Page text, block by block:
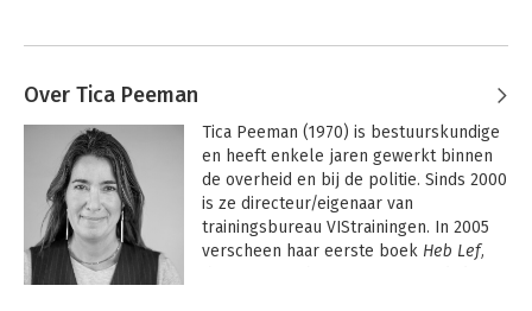
Over Tica Peeman
Tica Peeman (1970) is bestuurskundige
en heeft enkele jaren gewerkt binnen
de overheid en bij de politie. Sinds 2000
is ze directeur/eigenaar van
trainingsbureau VIStrainingen. In 2005
verscheen haar eerste boek Heb Lef,